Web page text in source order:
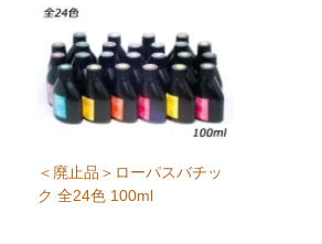
＜廃止品＞ローパスバチッ
ク 全24色 100ml